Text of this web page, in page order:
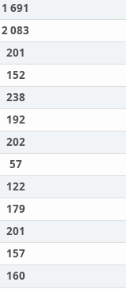
1 691
2 083
201
152
238
192
202
57
122
179
201
157
160